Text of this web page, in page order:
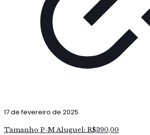
17 de fevereiro de 2025
Tamanho P-M Aluguel: R$390,00